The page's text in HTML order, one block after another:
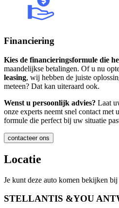
Financiering
Kies de financieringsformule die
maandelijkse betalingen. Of u nu
leasing, wij hebben de juiste
meteen? Dat kan uiteraard ook.
Wenst u persoonlijk advies? Laat
onze experts neemt snel contact met
formule die perfect bij uw situatie
contacteer ons
Locatie
Je kunt deze auto komen bekijken bij
STELLANTIS &YOU